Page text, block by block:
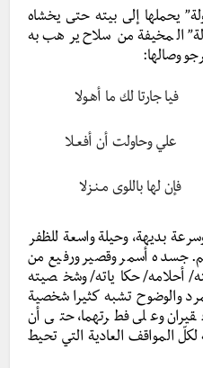
يحملها إلى بيته حتى يخشاه
المخيفة من سلاح يرهب به
وصالها:
جارتا لك ما أهـولا
علي وحاولت أن أفعـلا
لها باللوى مـنـزلا
بديهة، وحيلة واسعة للظفر
جسده أسمر وقصير ورفيع من
أحلامه/ حكاياته/ وشخصيته
والوضوح تشبه كثيرا شخصية
وعلى فطرتهما، حتى أن
المواقف العادية التي تحيط